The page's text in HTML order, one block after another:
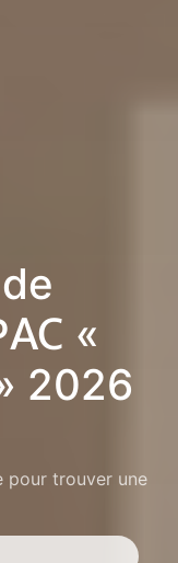
«
2026
pour trouver une